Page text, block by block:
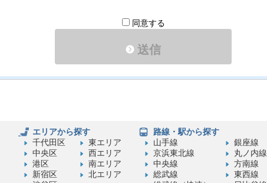
同意する
送信
エリアから探す
千代田区
中央区
港区
新宿区
東エリア
西エリア
南エリア
北エリア
路線・駅から探す
山手線
京浜東北線
中央線
総武線
銀座線
丸ノ内線
方南線
東西線